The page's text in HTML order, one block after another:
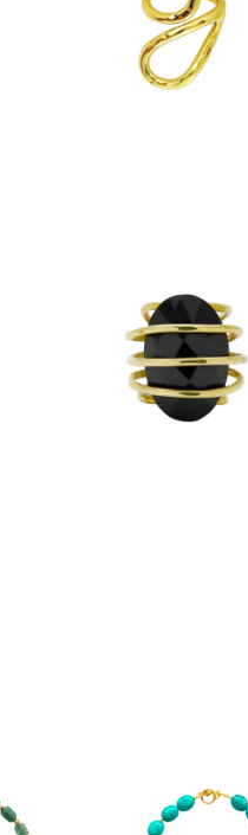
anillos
Anillo Jaulita Ónix
$3,290
anillos